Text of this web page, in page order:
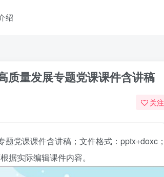
绍
质量发展专题党课课件含讲稿
关注
题党课课件含讲稿 ；文件格式：pptx+doxc；
据实际编辑课件内容。